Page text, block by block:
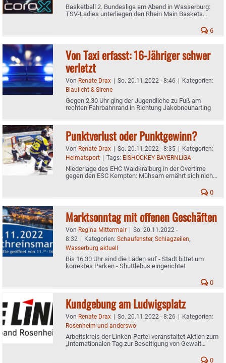
Basketball 2. Bundesliga am Abend in Wasserburg:
TSV-Ladies unterliegen den Rhein Main Baskets
6
Von Taxi erfasst: 16-Jähriger schwer
verletzt
Von Renate Drax | So. 20.11.2022 - 8:46 | Kategorien:
Blaulicht & Sirene
Gegen 2.30 Uhr ging der Jugendliche zu Fuß am
rechten Fahrbahnrand in Richtung Jakobneuharting
Punktverlust oder Punktgewinn?
Von Renate Drax | So. 20.11.2022 - 8:35 | Kategorien:
Heimatsport | Tags: EISHOCKEY-BAYERNLIGA
Niederlage des EHC Waldkraiburg in der Overtime
gegen den ESC Kempten: Mühsam ernährt sich nicht
0
Marktsonntag mit offenen Geschäften
Von Regina Mittermair | So. 20.11.2022 -
8:32 | Kategorien: Schaufenster, Schlagzeilen,
Wasserburg aktuell
Bis 16.30 Uhr sind die Läden auf - Stadt bittet um
korrektes Parken - Shuttlebus eingerichtet
0
Kundgebung am Ludwigsplatz
Von Renate Drax | So. 20.11.2022 - 8:26 | Kategorien:
Rosenheim und anderswo
Arbeitskreis der Linken-Partei veranstaltet Aktion zum
„Internationalen Tag zur Beseitigung von Gewalt
0